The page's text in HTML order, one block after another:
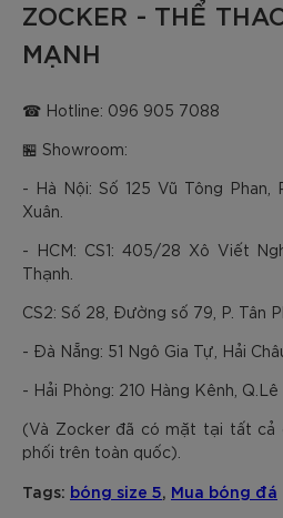
ZOCKER - THỂ
MẠNH
☎ Hotline: 096 905 7088
🏪 Showroom:
- Hà Nội: Số 125 Vũ Tông Phan,
Xuân.
- HCM: CS1: 405/28 Xô Viết
Thạnh.
CS2: Số 28, Đường số 79, P. Tân
- Đà Nẵng: 51 Ngô Gia Tự, Hải
- Hải Phòng: 210 Hàng Kênh, Q.Lê
(Và Zocker đã có mặt tại tất cả
phối trên toàn quốc).
Tags: bóng size 5, Mua bóng đá